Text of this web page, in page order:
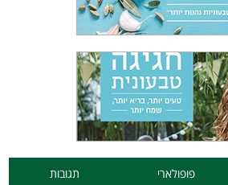
פופולארי תגובות